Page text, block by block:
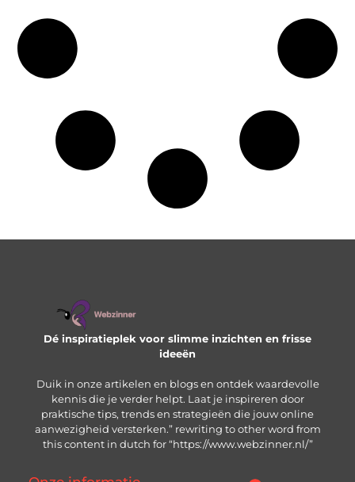
Dé inspiratieplek voor slimme inzichten en frisse
ideeën
Duik in onze artikelen en blogs en ontdek waardevolle
kennis die je verder helpt. Laat je inspireren door
praktische tips, trends en strategieën die jouw online
aanwezigheid versterken.” rewriting to other word from
this content in dutch for “https://www.webzinner.nl/”